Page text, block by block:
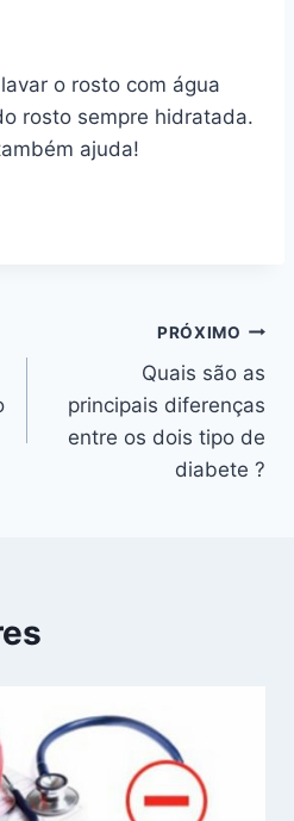
o rosto com água
rosto sempre hidratada.
ajuda!
PRÓXIMO
Quais são as
principais diferenças
entre os dois tipo de
diabete ?